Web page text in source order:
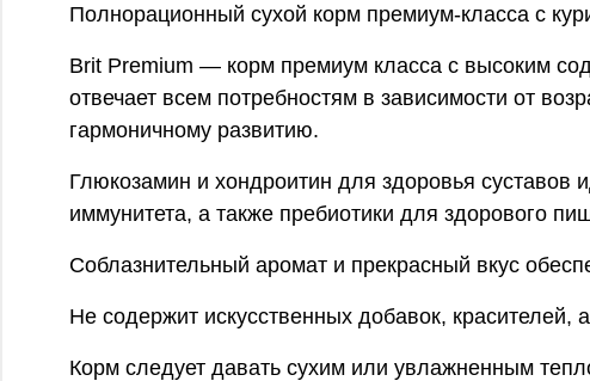
Полнорационный сухой корм премиум-класса с
Brit Premium — корм премиум класса с высоким
отвечает всем потребностям в зависимости от
гармоничному развитию.
Глюкозамин и хондроитин для здоровья
иммунитета, а также пребиотики для здорового
Соблазнительный аромат и прекрасный вкус
Не содержит искусственных добавок, красителей,
Корм следует давать сухим или увлажненным